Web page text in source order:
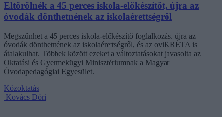
Eltörölnék a 45 perces iskola-előkészítőt, újra az
óvodák dönthetnének az iskolaérettségről
Megszűnhet a 45 perces iskola-előkészítő foglalkozás, újra az
óvodák dönthetnének az iskolaérettségről, és az oviKRÉTA is
átalakulhat. Többek között ezeket a változtatásokat javasolta az
Oktatási és Gyermekügyi Minisztériumnak a Magyar
Óvodapedagógiai Egyesület.
Közoktatás
Kovács Dóri